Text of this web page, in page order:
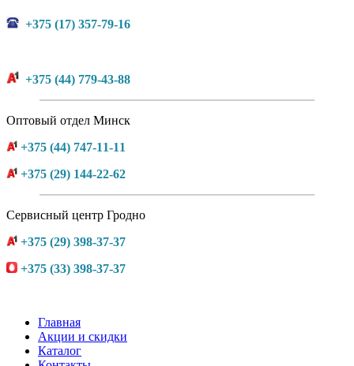
+375 (17) 357-79-16
+375 (44) 779-43-88
Оптовый отдел Минск
+375 (44) 747-11-11
+375 (29) 144-22-62
Сервисный центр Гродно
+375 (29) 398-37-37
+375 (33) 398-37-37
Главная
Акции и скидки
Каталог